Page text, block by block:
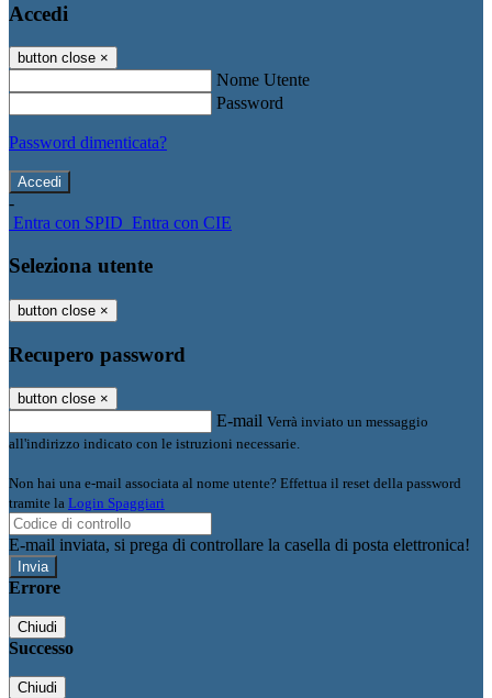
Accedi
button close ×
Nome Utente
Password
Password dimenticata?
-
Entra con SPID Entra con CIE
Seleziona utente
button close ×
Recupero password
button close ×
E-mail Verrà inviato un messaggio
all'indirizzo indicato con le istruzioni necessarie.
Non hai una e-mail associata al nome utente? Effettua il reset della password
tramite la Login Spaggiari
E-mail inviata, si prega di controllare la casella di posta elettronica!
Errore
Chiudi
Successo
Chiudi